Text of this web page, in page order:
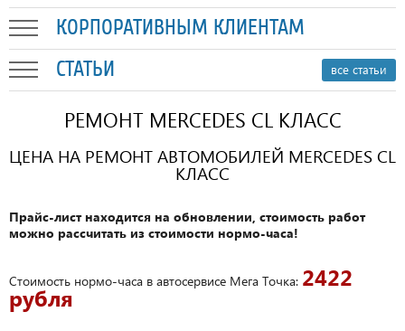
КОРПОРАТИВНЫМ КЛИЕНТАМ
СТАТЬИ
все статьи
РЕМОНТ MERCEDES CL КЛАСС
ЦЕНА НА РЕМОНТ АВТОМОБИЛЕЙ MERCEDES CL
КЛАСС
Прайс-лист находится на обновлении, стоимость работ
можно рассчитать из стоимости нормо-часа!
Стоимость нормо-часа в автосервисе Мега Точка: 2422
рубля